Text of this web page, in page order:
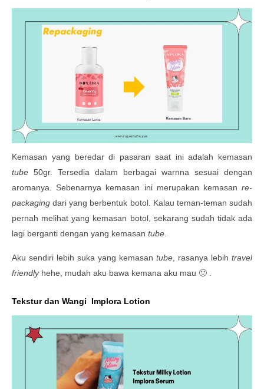
Kemasan yang beredar di pasaran saat ini adalah kemasan
tube 50gr. Tersedia dalam berbagai warnna sesuai dengan
aromanya. Sebenarnya kemasan ini merupakan kemasan re-
packaging dari yang berbentuk botol. Kalau teman-teman sudah
pernah melihat yang kemasan botol, sekarang sudah tidak ada
lagi berganti dengan yang kemasan tube
Aku sendiri lebih suka yang kemasan tube , rasanya lebih travel
friendlyhehe, mudah aku bawa kemana aku mau 🙂 .
Tekstur dan Wangi Implora Lotion